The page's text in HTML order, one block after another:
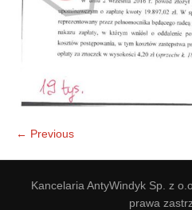
← Previous
Kancelaria AntyWindyk Sp. z
prawa